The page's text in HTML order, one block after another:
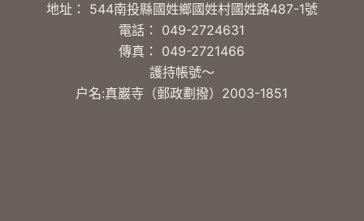
地址： 544南投縣國姓鄉國姓村國姓路487-1號
電話： 049-2724631
傳真： 049-2721466
護持帳號～
户名:真巖寺（郵政劃撥）2003-1851